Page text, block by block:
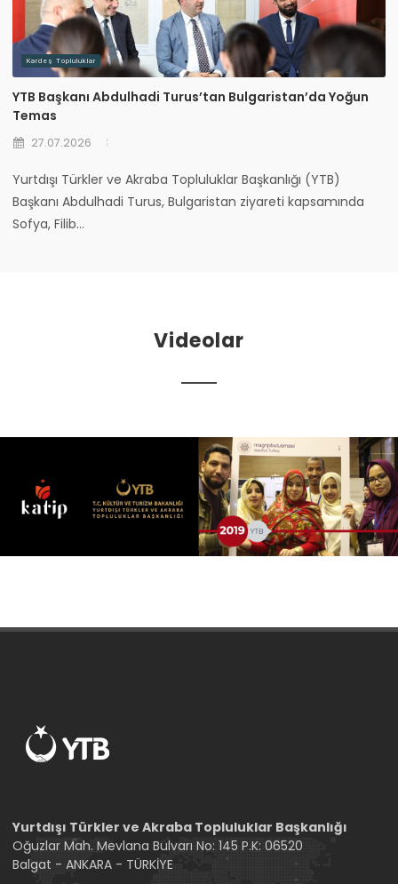
Kardeş Topluluklar
YTB Başkanı Abdulhadi Turus’tan Bulgaristan’da Yoğun
Temas
27.07.2026
Yurtdışı Türkler ve Akraba Topluluklar Başkanlığı (YTB)
Başkanı Abdulhadi Turus, Bulgaristan ziyareti kapsamında
Sofya, Filib...
Videolar
Yurtdışı Türkler ve Akraba Topluluklar Başkanlığı
Oğuzlar Mah. Mevlana Bulvarı No: 145 P.K: 06520
Balgat - ANKARA - TÜRKİYE